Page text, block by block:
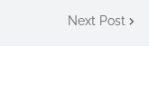
Next Post